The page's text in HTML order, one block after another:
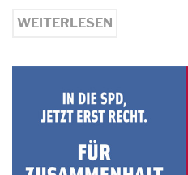
WEITERLESEN